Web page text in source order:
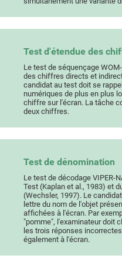
Test d'étendue des
Le test de séquençage
des chiffres directs et
candidat au test doit se
numériques de plus en plus
chiffre sur l'écran. La tâche
deux chiffres.
Test de dénomination
Le test de décodage VIPER-
Test (Kaplan et al., 1983) et
(Wechsler, 1997). Le
lettre du nom de l'objet
affichées à l'écran. Par
"pomme", l'examinateur doit
les trois réponses
également à l'écran.